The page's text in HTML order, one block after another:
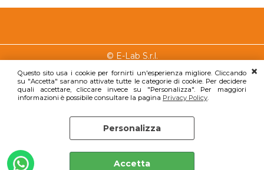
Questo sito usa i cookie per fornirti un'esperienza migliore. Cliccando
su "Accetta" saranno attivate tutte le categorie di cookie. Per decidere
quali accettare, cliccare invece su "Personalizza". Per maggiori
informazioni è possibile consultare la pagina Privacy Policy.
Personalizza
Accetta
Chi siamo
Dove
Iscriviti alla
Newsletter
Condizioni
Condizioni di
vendita
Privacy
S.R.L.
Via
Brahms,
© E-Lab S.r.l.
Privacy Policy Preferenze cookie